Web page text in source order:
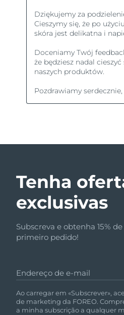
Tenha
exclusivas
Subscreva e obtenha 15%
primeiro pedido!
Endereço de e-mail
Ao carregar em «Subscrever»,
de marketing da FOREO.
a minha subscrição a qualquer